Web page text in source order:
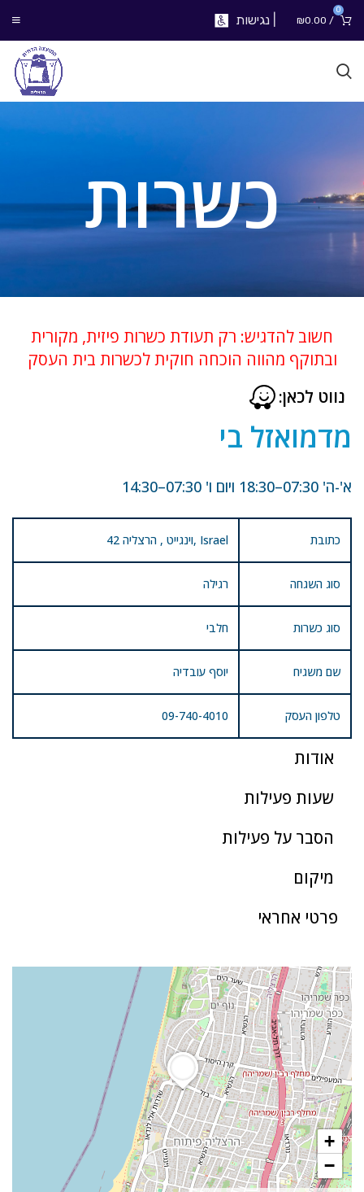
0
/
₪0.00 נגישות
כשרות
חשוב להדגיש: רק תעודת כשרות פיזית, מקורית
ובתוקף מהווה הוכחה חוקית לכשרות בית העסק
אודות
שעות פעילות
הסבר על פעילות
מיקום
פרטי אחראי
נווט לכאן:
מדמואזל בי
א'-ה' 07:30–18:30 ויום ו' 07:30–14:30
כתובת 42 וינגייט , הרצליה, Israel
סוג השגחה רגילה
סוג כשרות חלבי
שם משגיח יוסף עובדיה
טלפון העסק 09-740-4010
+
−